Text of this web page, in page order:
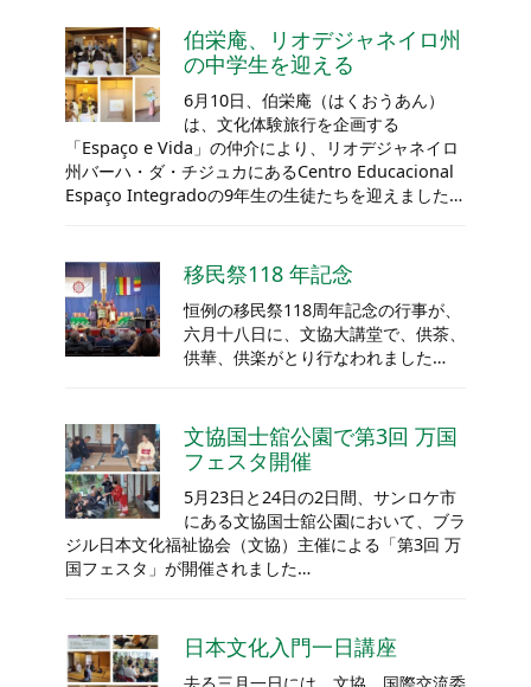
伯栄庵、リオデジャネイロ州
の中学生を迎える
6月10日、伯栄庵（はくおうあん）
は、文化体験旅行を企画する
「Espaço e Vida」の仲介により、リオデジャネイロ
州バーハ・ダ・チジュカにあるCentro Educacional
Espaço Integradoの9年生の生徒たちを迎えました…
移民祭118 年記念
恒例の移民祭118周年記念の行事が、
六月十八日に、文協大講堂で、供茶、
供華、供楽がとり行なわれました…
文協国士舘公園で第3回 万国
フェスタ開催
5月23日と24日の2日間、サンロケ市
にある文協国士舘公園において、ブラ
ジル日本文化福祉協会（文協）主催による「第3回 万
国フェスタ」が開催されました…
日本文化入門一日講座